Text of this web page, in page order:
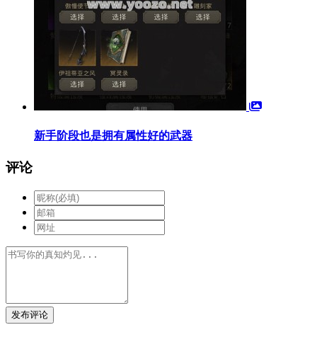
新手阶段也是拥有属性好的武器
评论
发布评论